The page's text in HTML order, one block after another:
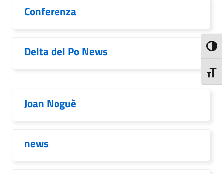
Conferenza
Delta del Po News
Joan Noguè
news